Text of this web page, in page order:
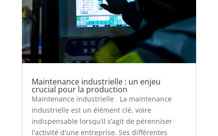
Maintenance industrielle : un enjeu
crucial pour la production
Maintenance industrielle La maintenance
industrielle est un élément clé, voire
indispensable lorsqu’il s’agit de pérenniser
l'activité d'une entreprise. Ses différentes